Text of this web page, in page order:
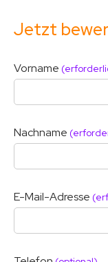
Jetzt
Vorname
Nachname
E-Mail-Adresse